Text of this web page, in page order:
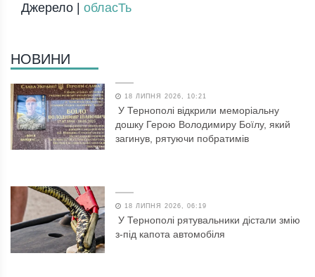
Джерело | обласТь
НОВИНИ
18 ЛИПНЯ 2026, 10:21
У Тернополі відкрили меморіальну
дошку Герою Володимиру Боїлу, який
загинув, рятуючи побратимів
18 ЛИПНЯ 2026, 06:19
У Тернополі рятувальники дістали змію
з-під капота автомобіля